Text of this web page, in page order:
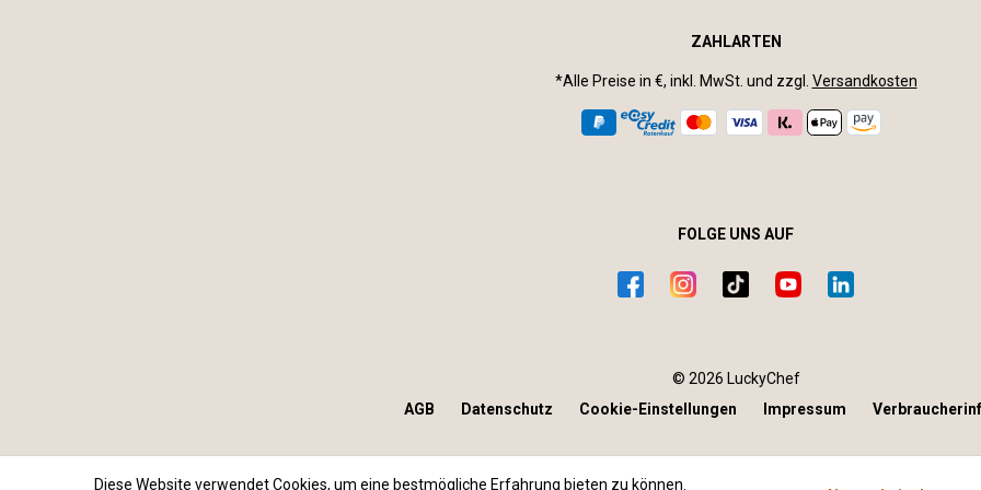
ZAHLARTEN
*Alle Preise in €, inkl. MwSt. und zzgl. Versandkosten
FOLGE UNS AUF
© 2026 LuckyChef
AGB
Datenschutz Cookie-Einstellungen Impressum
Diese Website verwendet Cookies, um eine bestmögliche Erfahrung bieten zu können.